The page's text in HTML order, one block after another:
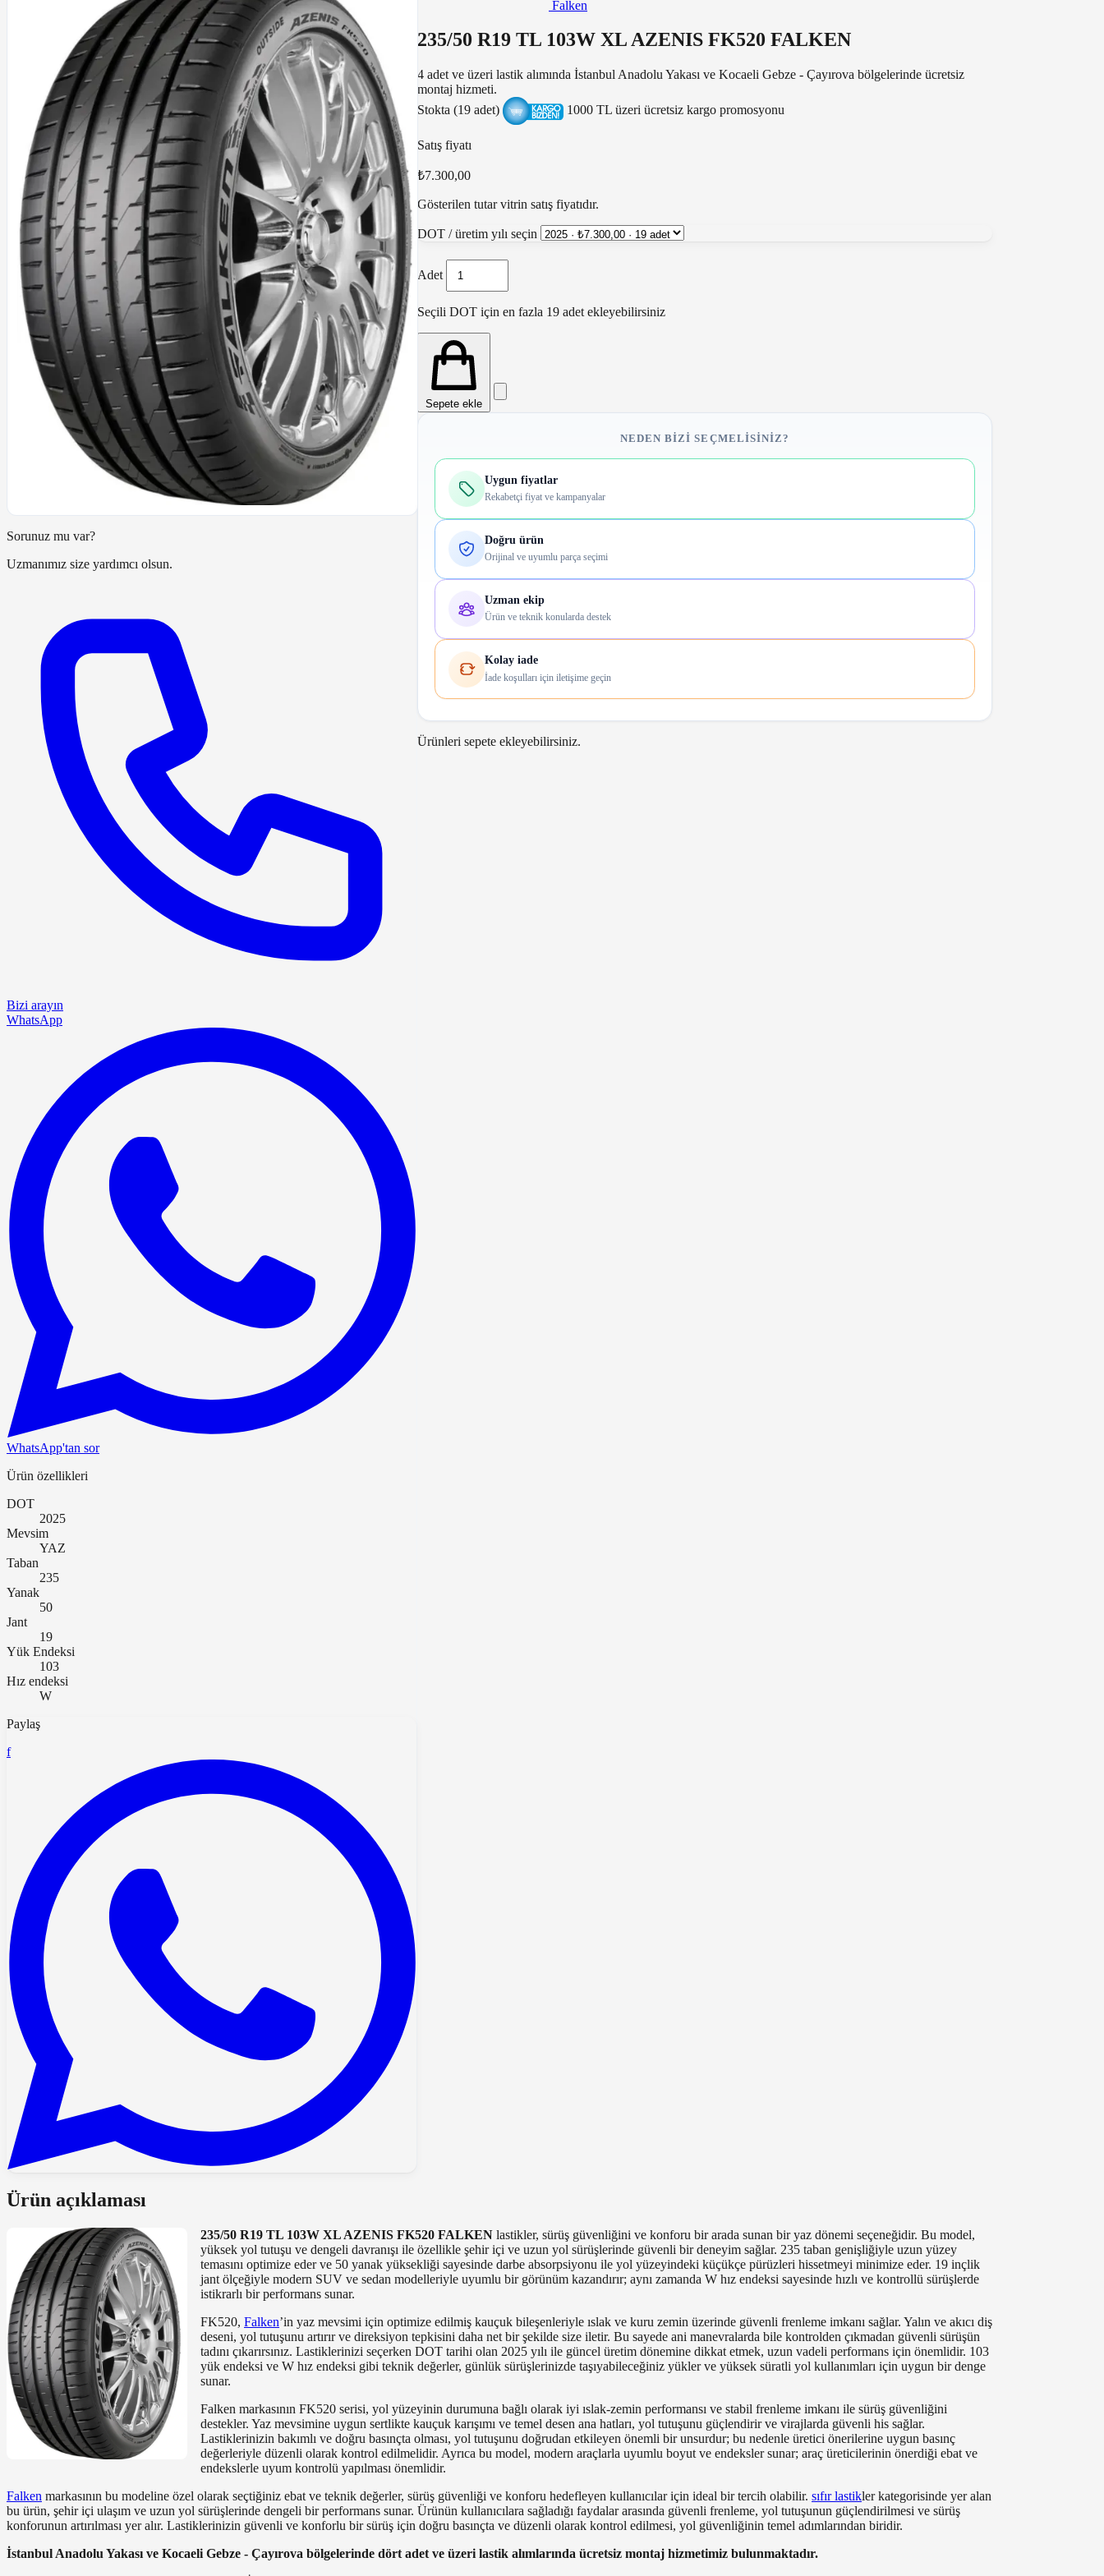
Sorunuz mu var?
Uzmanımız size yardımcı olsun.
Bizi arayın
WhatsApp
WhatsApp'tan sor
Ürün özellikleri
DOT
2025
Mevsim
YAZ
Taban
235
Yanak
50
Jant
19
Yük Endeksi
103
Hız endeksi
W
Paylaş
f
Falken
235/50 R19 TL 103W XL AZENIS FK520 FALKEN
4 adet ve üzeri lastik alımında İstanbul Anadolu Yakası ve Kocaeli Gebze - Çayırova bölgelerinde ücretsiz
montaj hizmeti.
Stokta (19 adet)
1000 TL üzeri ücretsiz kargo promosyonu
Satış fiyatı
₺7.300,00
Gösterilen tutar vitrin satış fiyatıdır.
DOT / üretim yılı seçin
Adet
Seçili DOT için en fazla 19 adet ekleyebilirsiniz
Sepete ekle
NEDEN BIZI SEÇMELISINIZ?
Uygun fiyatlar
Rekabetçi fiyat ve kampanyalar
Doğru ürün
Orijinal ve uyumlu parça seçimi
Uzman ekip
Ürün ve teknik konularda destek
Kolay iade
İade koşulları için iletişime geçin
Ürünleri sepete ekleyebilirsiniz.
Ürün açıklaması
235/50 R19 TL 103W XL AZENIS FK520 FALKEN lastikler, sürüş güvenliğini ve konforu bir arada sunan bir yaz dönemi seçeneğidir. Bu model,
yüksek yol tutuşu ve dengeli davranışı ile özellikle şehir içi ve uzun yol sürüşlerinde güvenli bir deneyim sağlar. 235 taban genişliğiyle uzun yüzey
temasını optimize eder ve 50 yanak yüksekliği sayesinde darbe absorpsiyonu ile yol yüzeyindeki küçükçe pürüzleri hissetmeyi minimize eder. 19 inçlik
jant ölçeğiyle modern SUV ve sedan modelleriyle uyumlu bir görünüm kazandırır; aynı zamanda W hız endeksi sayesinde hızlı ve kontrollü sürüşlerde
istikrarlı bir performans sunar.
FK520, Falken’in yaz mevsimi için optimize edilmiş kauçuk bileşenleriyle ıslak ve kuru zemin üzerinde güvenli frenleme imkanı sağlar. Yalın ve akıcı diş
deseni, yol tutuşunu artırır ve direksiyon tepkisini daha net bir şekilde size iletir. Bu sayede ani manevralarda bile kontrolden çıkmadan güvenli sürüşün
tadını çıkarırsınız. Lastiklerinizi seçerken DOT tarihi olan 2025 yılı ile güncel üretim dönemine dikkat etmek, uzun vadeli performans için önemlidir. 103
yük endeksi ve W hız endeksi gibi teknik değerler, günlük sürüşlerinizde taşıyabileceğiniz yükler ve yüksek süratli yol kullanımları için uygun bir denge
sunar.
Falken markasının FK520 serisi, yol yüzeyinin durumuna bağlı olarak iyi ıslak-zemin performansı ve stabil frenleme imkanı ile sürüş güvenliğini
destekler. Yaz mevsimine uygun sertlikte kauçuk karışımı ve temel desen ana hatları, yol tutuşunu güçlendirir ve virajlarda güvenli his sağlar.
Lastiklerinizin bakımlı ve doğru basınçta olması, yol tutuşunu doğrudan etkileyen önemli bir unsurdur; bu nedenle üretici önerilerine uygun basınç
değerleriyle düzenli olarak kontrol edilmelidir. Ayrıca bu model, modern araçlarla uyumlu boyut ve endeksler sunar; araç üreticilerinin önerdiği ebat ve
endekslerle uyum kontrolü yapılması önemlidir.
Falken markasının bu modeline özel olarak seçtiğiniz ebat ve teknik değerler, sürüş güvenliği ve konforu hedefleyen kullanıcılar için ideal bir tercih olabilir. sıfır lastikler kategorisinde yer alan
bu ürün, şehir içi ulaşım ve uzun yol sürüşlerinde dengeli bir performans sunar. Ürünün kullanıcılara sağladığı faydalar arasında güvenli frenleme, yol tutuşunun güçlendirilmesi ve sürüş
konforunun artırılması yer alır. Lastiklerinizin güvenli ve konforlu bir sürüş için doğru basınçta ve düzenli olarak kontrol edilmesi, yol güvenliğinin temel adımlarından biridir.
İstanbul Anadolu Yakası ve Kocaeli Gebze - Çayırova bölgelerinde dört adet ve üzeri lastik alımlarında ücretsiz montaj hizmetimiz bulunmaktadır.